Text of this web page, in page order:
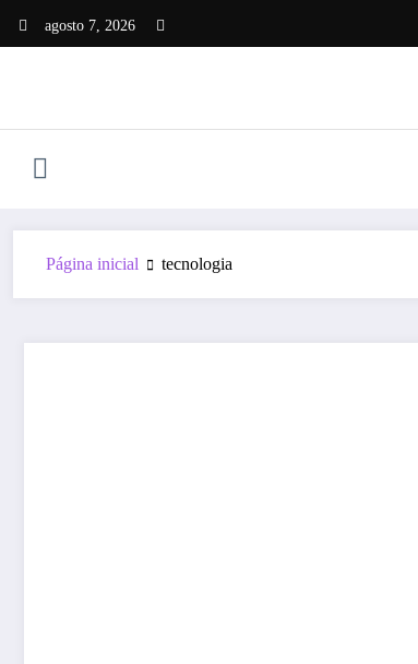
agosto 7, 2026
Página inicial tecnologia